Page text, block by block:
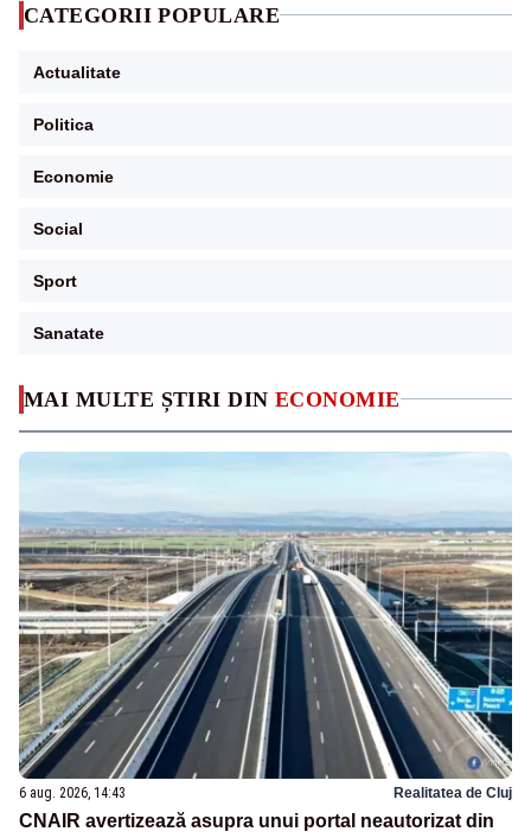
MAI MULTE ȘTIRI DIN ECONOMIE
6 aug. 2026, 14:43 Realitatea de Cluj
CNAIR avertizează asupra unui portal neautorizat din
CATEGORII POPULARE
Actualitate
Politica
Economie
Social
Sport
Sanatate